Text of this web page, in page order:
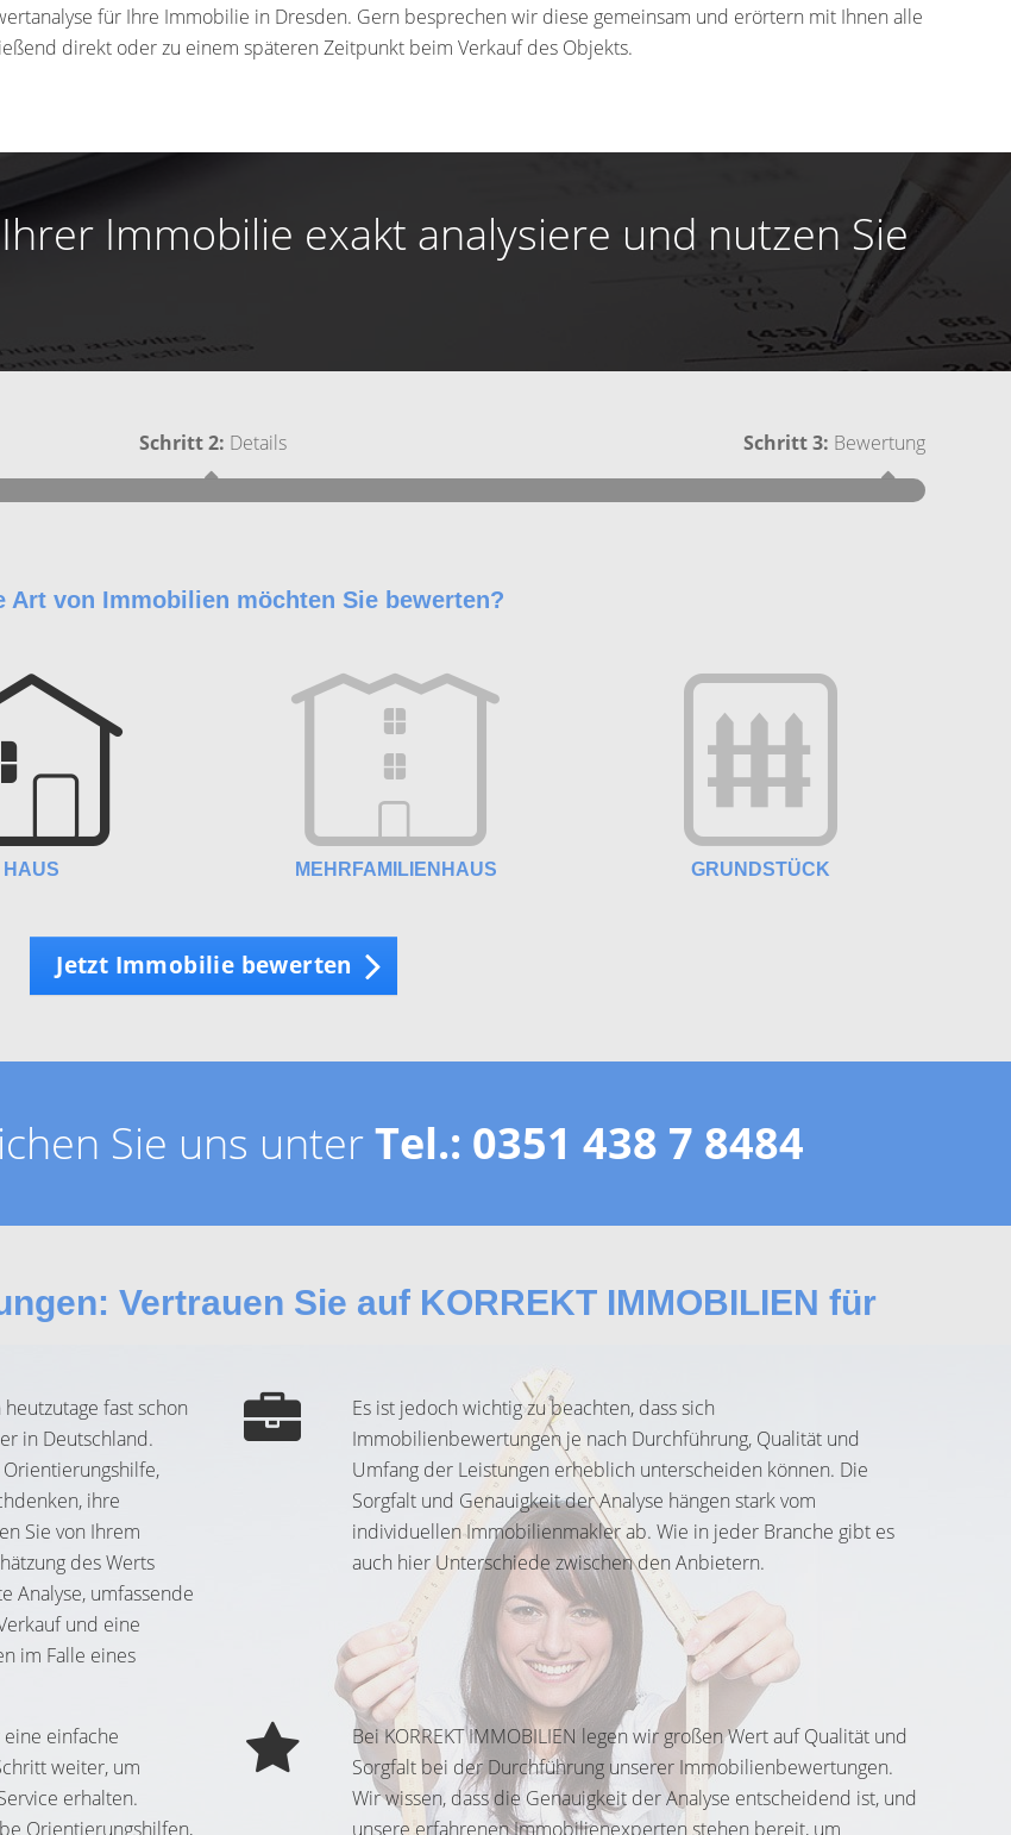
für Ihre Immobilie in Dresden. Gern besprechen wir diese gemeinsam und erörtern mit Ihnen alle
direkt oder zu einem späteren Zeitpunkt beim Verkauf des Objekts.
Immobilie exakt analysiere und nutzen Sie
Schritt 2: Details Schritt 3: Bewertung
Art von Immobilien möchten Sie bewerten?
HAUS MEHRFAMILIENHAUS GRUNDSTÜCK
Jetzt Immobilie bewerten
Sie uns unterTel.: 0351 438 7 8484
Vertrauen Sie auf KORREKT IMMOBILIEN für
fast schon
in Deutschland.
ihre
Sie von Ihrem
des Werts
Analyse, umfassende
und eine
im Falle eines
Es ist jedoch wichtig zu beachten, dass sich
Immobilienbewertungen je nach Durchführung, Qualität und
Umfang der Leistungen erheblich unterscheiden können. Die
Sorgfalt und Genauigkeit der Analyse hängen stark vom
individuellen Immobilienmakler ab. Wie in jeder Branche gibt es
auch hier Unterschiede zwischen den Anbietern.
eine einfache
weiter, um
erhalten.
Orientierungshilfen,
Bei KORREKT IMMOBILIEN legen wir großen Wert auf Qualität und
Sorgfalt bei der Durchführung unserer Immobilienbewertungen.
Wir wissen, dass die Genauigkeit der Analyse entscheidend ist, und
unsere erfahrenen Immobilienexperten stehen bereit, um